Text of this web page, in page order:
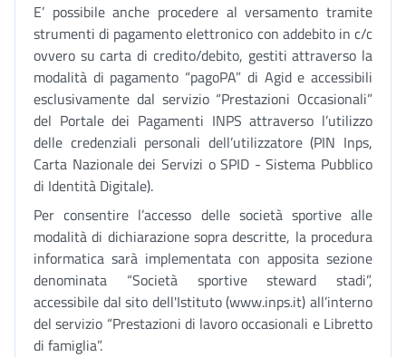
E’ possibile anche procedere al versamento tramite
strumenti di pagamento elettronico con addebito in c/c
ovvero su carta di credito/debito, gestiti attraverso la
modalità di pagamento “pagoPA” di Agid e accessibili
esclusivamente dal servizio “Prestazioni Occasionali”
del Portale dei Pagamenti INPS attraverso l’utilizzo
delle credenziali personali dell’utilizzatore (PIN Inps,
Carta Nazionale dei Servizi o SPID - Sistema Pubblico
di Identità Digitale).
Per consentire l’accesso delle società sportive alle
modalità di dichiarazione sopra descritte, la procedura
informatica sarà implementata con apposita sezione
denominata “Società sportive steward stadi”,
accessibile dal sito dell'Istituto (www.inps.it) all’interno
del servizio “Prestazioni di lavoro occasionali e Libretto
di famiglia”.